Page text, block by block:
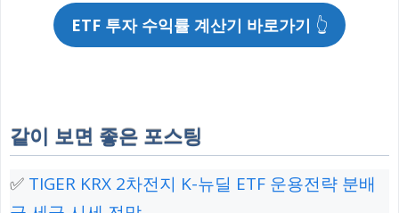
ETF 투자 수익률 계산기 바로가기 👆
같이 보면 좋은 포스팅
✅ TIGER KRX 2차전지 K-뉴딜 ETF 운용전략 분배